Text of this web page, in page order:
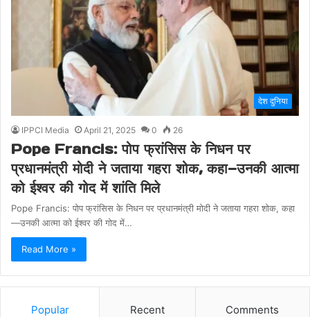
देश दुनिया
IPPCI Media April 21, 2025 0 26
Pope Francis: पोप फ्रांसिस के निधन पर
प्रधानमंत्री मोदी ने जताया गहरा शोक, कहा—उनकी आत्मा
को ईश्वर की गोद में शांति मिले
Pope Francis: पोप फ्रांसिस के निधन पर प्रधानमंत्री मोदी ने जताया गहरा शोक, कहा
—उनकी आत्मा को ईश्वर की गोद में…
Read More »
Popular Recent Comments